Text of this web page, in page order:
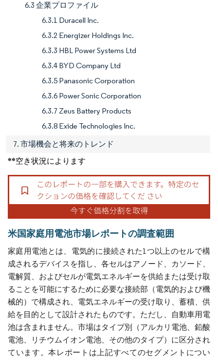
6.3 企業プロファイル
6.3.1 Duracell Inc.
6.3.2 Energizer Holdings Inc.
6.3.3 HBL Power Systems Ltd
6.3.4 BYD Company Ltd
6.3.5 Panasonic Corporation
6.3.6 Power Sonic Corporation
6.3.7 Zeus Battery Products
6.3.8 Exide Technologies Inc.
7. 市場機会と将来のトレンド
**空き状況によります
米国家庭用電池市場レポートの調査範囲
家庭用電池とは、電気的に接続された1つ以上のセルで構
成されるデバイスを指し、各セルはアノード、カソード、
電解質、およびセルが電気エネルギーを供給または受け取
ることを可能にするために必要な接続部（電気的および機
械的）で構成され、電気エネルギーの受け取り、蓄積、供
給を目的として設計されたものです。ただし、自動車用電
池は含まれません。市場はタイプ別（アルカリ電池、鉛酸
電池、リチウムイオン電池、その他のタイプ）に区分され
ています。本レポートは上記すべてのセグメントについ